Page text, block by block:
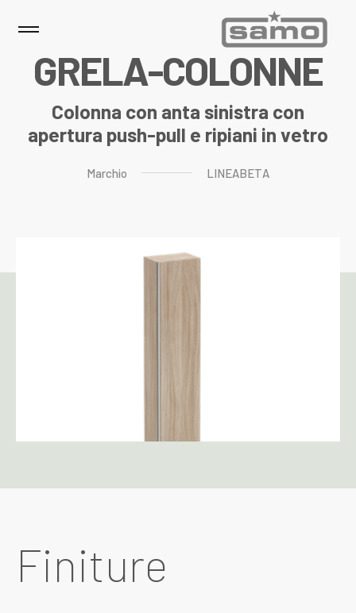
GRELA-COLONNE
Colonna con anta sinistra con
apertura push-pull e ripiani in vetro
Marchio LINEABETA
Finiture